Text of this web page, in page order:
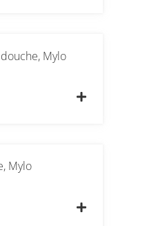
Mylo
Mylo